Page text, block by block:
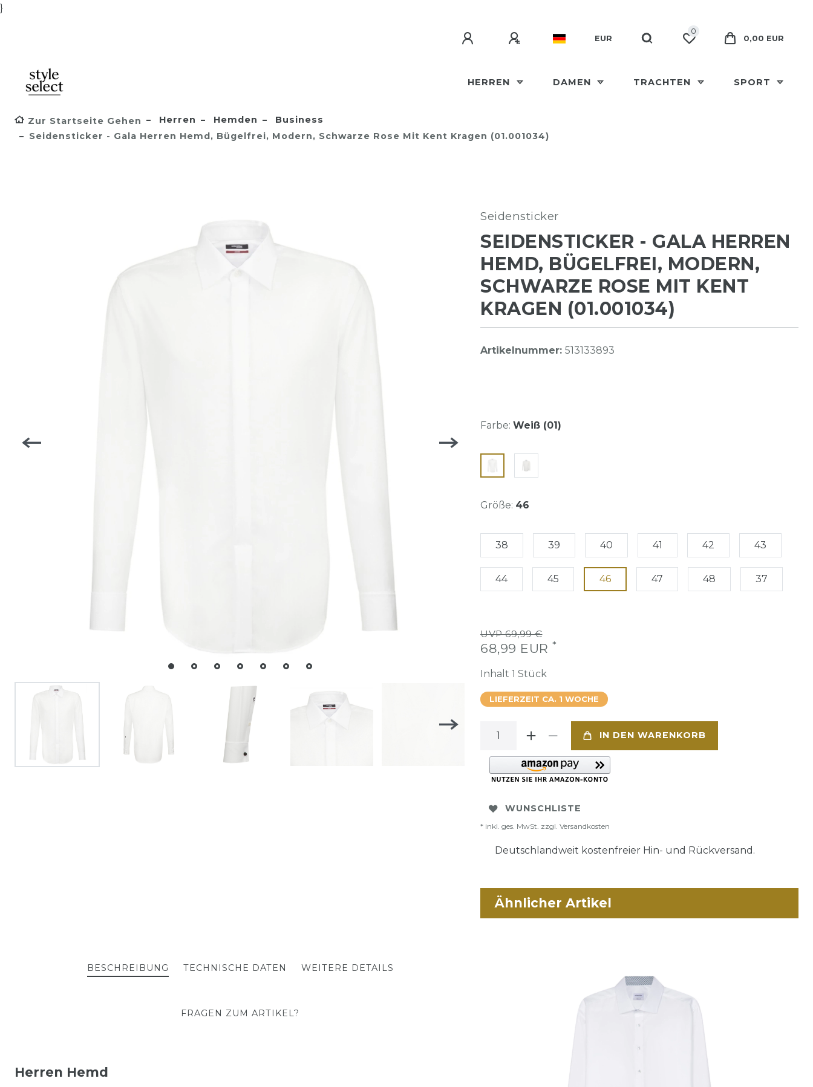
}
EUR
0
0,00 EUR
HERREN DAMEN TRACHTEN SPORT
Zur Startseite Gehen Herren Hemden
Business
Seidensticker - Gala Herren Hemd, Bügelfrei, Modern, Schwarze Rose Mit Kent Kragen (01.001034)
Seidensticker
SEIDENSTICKER - GALA HERREN
HEMD, BÜGELFREI, MODERN,
SCHWARZE ROSE MIT KENT
KRAGEN (01.001034)
Artikelnummer: 513133893
Farbe: Weiß (01)
Größe: 46
38 39 40 41 42 43
44 45 46 47 48 37
UVP 69,99 €
68,99 EUR *
Inhalt 1 Stück
LIEFERZEIT CA. 1 WOCHE
IN DEN WARENKORB
WUNSCHLISTE
* inkl. ges. MwSt. zzgl. Versandkosten
Deutschlandweit kostenfreier Hin- und Rückversand.
BESCHREIBUNG TECHNISCHE DATEN WEITERE DETAILS
FRAGEN ZUM ARTIKEL?
Herren Hemd
Ähnlicher Artikel